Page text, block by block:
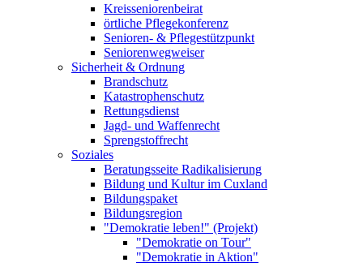
Kreisseniorenbeirat
örtliche Pflegekonferenz
Senioren- & Pflegestützpunkt
Seniorenwegweiser
Sicherheit & Ordnung
Brandschutz
Katastrophenschutz
Rettungsdienst
Jagd- und Waffenrecht
Sprengstoffrecht
Soziales
Beratungsseite Radikalisierung
Bildung und Kultur im Cuxland
Bildungspaket
Bildungsregion
"Demokratie leben!" (Projekt)
"Demokratie on Tour"
"Demokratie in Aktion"